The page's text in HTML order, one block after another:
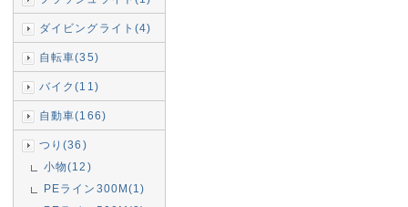
ダイビングライト(4)
自転車(35)
バイク(11)
自動車(166)
つり(36)
小物(12)
PEライン300M(1)